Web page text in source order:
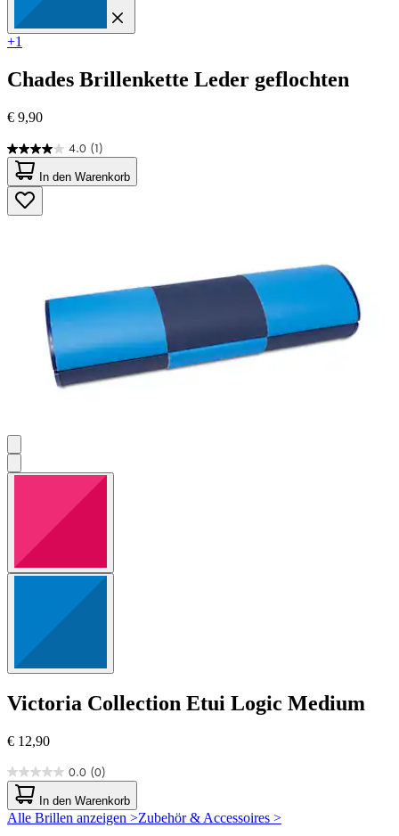
+1
Chades Brillenkette Leder geflochten
€ 9,90
4.0 (1)
4.0
von
5
Sternen.
1
In den Warenkorb
Victoria Collection Etui Logic Medium
€ 12,90
0.0 (0)
0.0
von
5
Sternen.
In den Warenkorb
Alle Brillen anzeigen >Zubehör & Accessoires >